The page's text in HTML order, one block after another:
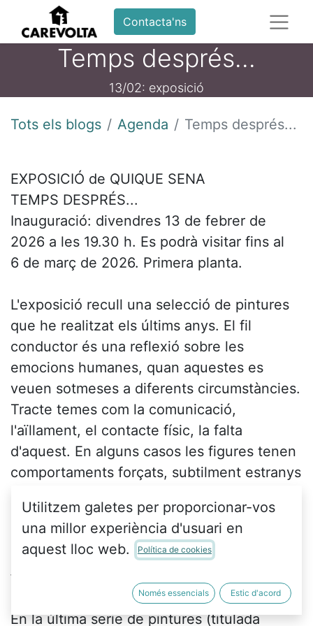
Contacta'ns
Temps després...
13/02: exposició
Tots els blogs Agenda Temps després...
EXPOSICIÓ de QUIQUE SENA
TEMPS DESPRÉS...
Inauguració: divendres 13 de febrer de
2026 a les 19.30 h. Es podrà visitar fins al
6 de març de 2026. Primera planta.
L'exposició recull una selecció de pintures
que he realitzat els últims anys. El fil
conductor és una reflexió sobre les
emocions humanes, quan aquestes es
veuen sotmeses a diferents circumstàncies.
Tracte temes com la comunicació,
l'aïllament, el contacte físic, la falta
d'aquest. En alguns casos les figures tenen
comportaments forçats, subtilment estranys
cossos de les figures, els seus
comportaments, les formes i colors
d'aquestes i la relació que tenen amb les
formes i colors del fons reforcen el
missatge de l´obra.
En la última serie de pintures (titulada
Utilitzem galetes per proporcionar-vos
una millor experiència d'usuari en
aquest lloc web.
Política de cookies
Només essencials Estic d'acord